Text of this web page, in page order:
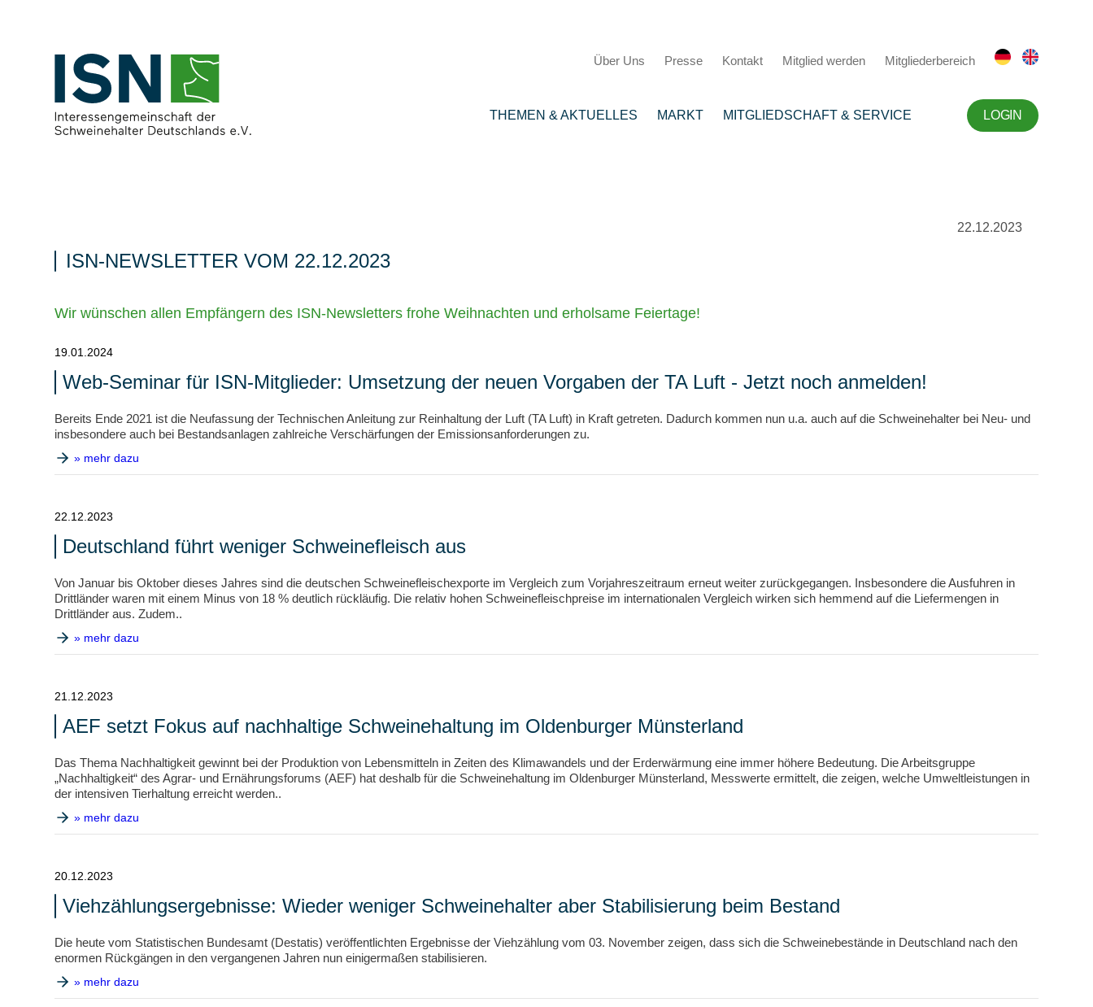
Über Uns Presse Kontakt Mitglied werden Mitgliederbereich
THEMEN & AKTUELLES MARKT MITGLIEDSCHAFT & SERVICE LOGIN
22.12.2023
ISN-NEWSLETTER VOM 22.12.2023
Wir wünschen allen Empfängern des ISN-Newsletters frohe Weihnachten und erholsame Feiertage!
19.01.2024
Web-Seminar für ISN-Mitglieder: Umsetzung der neuen Vorgaben der TA Luft - Jetzt noch anmelden!
Bereits Ende 2021 ist die Neufassung der Technischen Anleitung zur Reinhaltung der Luft (TA Luft) in Kraft getreten. Dadurch kommen nun u.a. auch auf die Schweinehalter bei Neu- und
insbesondere auch bei Bestandsanlagen zahlreiche Verschärfungen der Emissionsanforderungen zu.
» mehr dazu
22.12.2023
Deutschland führt weniger Schweinefleisch aus
Von Januar bis Oktober dieses Jahres sind die deutschen Schweinefleischexporte im Vergleich zum Vorjahreszeitraum erneut weiter zurückgegangen. Insbesondere die Ausfuhren in
Drittländer waren mit einem Minus von 18 % deutlich rückläufig. Die relativ hohen Schweinefleischpreise im internationalen Vergleich wirken sich hemmend auf die Liefermengen in
Drittländer aus. Zudem..
» mehr dazu
21.12.2023
AEF setzt Fokus auf nachhaltige Schweinehaltung im Oldenburger Münsterland
Das Thema Nachhaltigkeit gewinnt bei der Produktion von Lebensmitteln in Zeiten des Klimawandels und der Erderwärmung eine immer höhere Bedeutung. Die Arbeitsgruppe
„Nachhaltigkeit“ des Agrar- und Ernährungsforums (AEF) hat deshalb für die Schweinehaltung im Oldenburger Münsterland, Messwerte ermittelt, die zeigen, welche Umweltleistungen in
der intensiven Tierhaltung erreicht werden..
» mehr dazu
20.12.2023
Viehzählungsergebnisse: Wieder weniger Schweinehalter aber Stabilisierung beim Bestand
Die heute vom Statistischen Bundesamt (Destatis) veröffentlichten Ergebnisse der Viehzählung vom 03. November zeigen, dass sich die Schweinebestände in Deutschland nach den
enormen Rückgängen in den vergangenen Jahren nun einigermaßen stabilisieren.
» mehr dazu